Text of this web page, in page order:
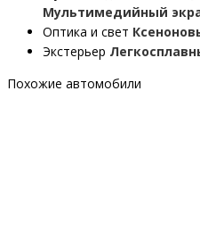
Мультимедийный
Оптика и свет
Экстерьер
Похожие автомобили